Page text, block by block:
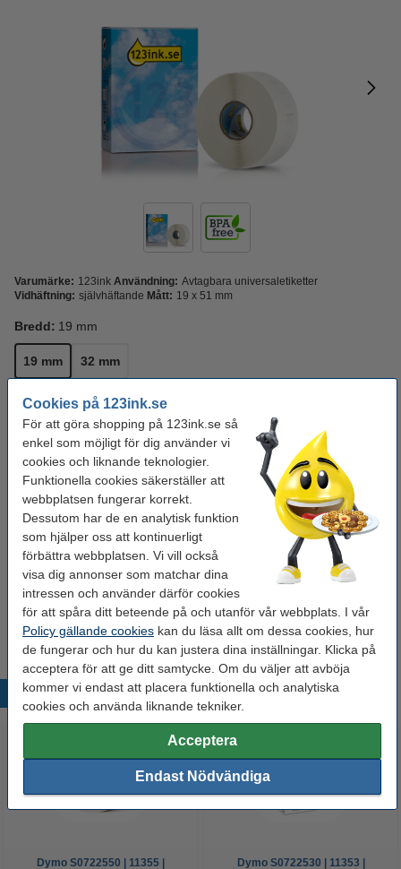
Cookies på 123ink.se
För att göra shopping på 123ink.se så
enkel som möjligt för dig använder vi
cookies och liknande teknologier.
Funktionella cookies säkerställer att
webbplatsen fungerar korrekt.
Dessutom har de en analytisk funktion
som hjälper oss att kontinuerligt
förbättra webbplatsen. Vi vill också
visa dig annonser som matchar dina
intressen och använder därför cookies
för att spåra ditt beteende på och utanför vår webbplats. I vår
Policy gällande cookies kan du läsa allt om dessa cookies, hur
de fungerar och hur du kan justera dina inställningar. Klicka på
acceptera för att ge ditt samtycke. Om du väljer att avböja
kommer vi endast att placera funktionella och analytiska
cookies och använda liknande tekniker.
Acceptera
Endast Nödvändiga
Varumärke: 123ink Användning: Avtagbara universaletiketter
Vidhäftning: självhäftande Mått: 19 x 51 mm
Bredd: 19 mm
19 mm 32 mm
Se specifikationerna och beskrivningen
Spara nästan35%med varumärket 123ink!
i lager
Beställ nu så skickar vi idag!
100 kr Beställ
Behöver du fler?
Dymo S0722550 | 11355 | avtagbara
universaletiketter (varumärket 123ink) till 550
& 5XL | 10st
900 kr
Populära produkter
Dymo S0722550 | 11355 |
Dymo S0722530 | 11353 |